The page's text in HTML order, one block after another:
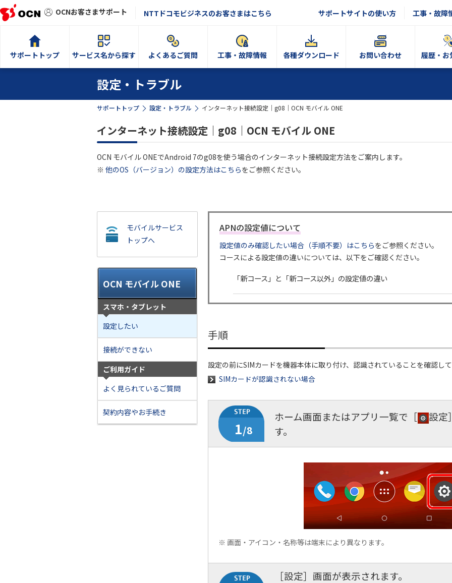
OCNお客さまサポート NTTドコモビジネスのお客さまはこちら サポートサイトの使い方 工事・故障
サポートトップ サービス名から探す よくあるご質問 工事・故障情報 各種ダウンロード お問い合わせ 履歴・お
設定・トラブル
サポートトップ 設定・トラブル インターネット接続設定｜g08｜OCN モバイル ONE
インターネット接続設定｜g08｜OCN モバイル ONE
OCN モバイル ONEでAndroid 7のg08を使う場合のインターネット接続設定方法をご案内します。
※ 他のOS（バージョン）の設定方法はこちらをご参照ください。
モバイルサービス
トップへ
OCN モバイル ONE
スマホ・タブレット
設定したい
接続ができない
ご利用ガイド
よく見られているご質問
契約内容やお手続き
APNの設定値について
設定値のみ確認したい場合（手順不要）はこちらをご参照ください。
コースによる設定値の違いについては、以下をご確認ください。
「新コース」と「新コース以外」の設定値の違い
手順
設定の前にSIMカードを機器本体に取り付け、認識されていることを確認し
SIMカードが認識されない場合
1/8
ホーム画面またはアプリ一覧で［
設定
す。
※ 画面・アイコン・名称等は端末により異なります。
［設定］画面が表示されます。